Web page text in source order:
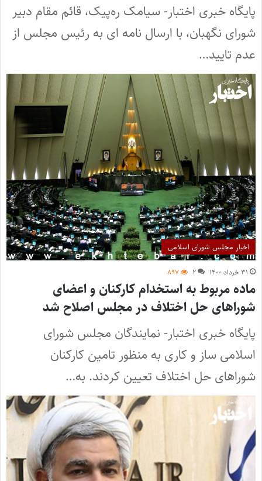
پایگاه خبری اختبار- سیامک ره‌پیک، قائم مقام دبیر
شورای نگهبان، با ارسال نامه ای به رئیس مجلس از
عدم تایید…
اخبار مجلس شورای اسلامی
۳۱ خرداد ۱۴۰۰ ۲ ۸۹۷
ماده مربوط به استخدام کارکنان و اعضای
شوراهای حل اختلاف در مجلس اصلاح شد
پایگاه خبری اختبار- نمایندگان مجلس شورای
اسلامی ساز و کاری به منظور تامین کارکنان
شوراهای حل اختلاف تعیین کردند. به…